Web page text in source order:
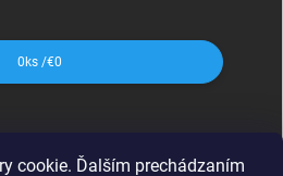
cookie. Ďalším prechádzaním
0 ks /€0